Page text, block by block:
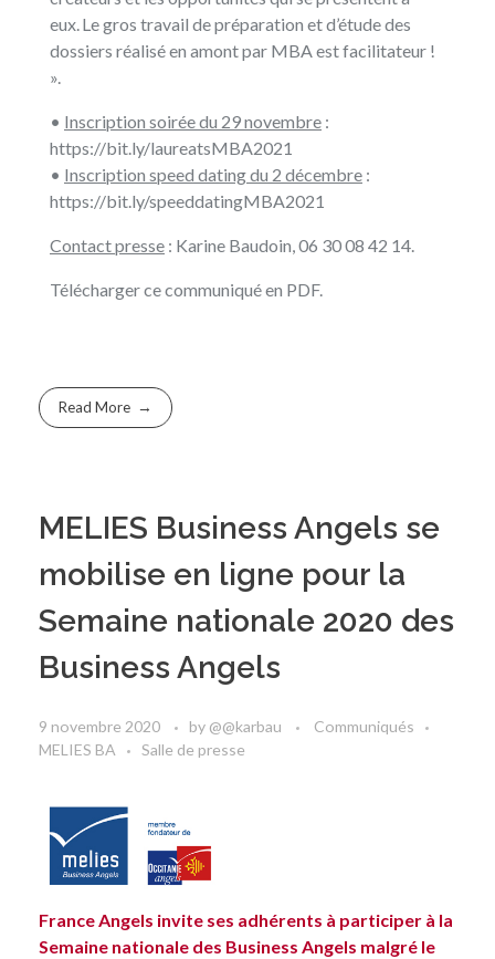
eux. Le gros travail de préparation et d’étude des
dossiers réalisé en amont par MBA est facilitateur !
».
• Inscription soirée du 29 novembre :
https://bit.ly/laureatsMBA2021
• Inscription speed dating du 2 décembre :
https://bit.ly/speeddatingMBA2021
Contact presse : Karine Baudoin, 06 30 08 42 14.
Téléchargerce communiqué en PDF.
Read More
MELIES Business Angels se
mobilise en ligne pour la
Semaine nationale 2020 des
Business Angels
9 novembre 2020 by @@karbau
Communiqués
MELIES BA
Salle de presse
France Angels invite ses adhérents à participer à la
Semaine nationale des Business Angels malgré le